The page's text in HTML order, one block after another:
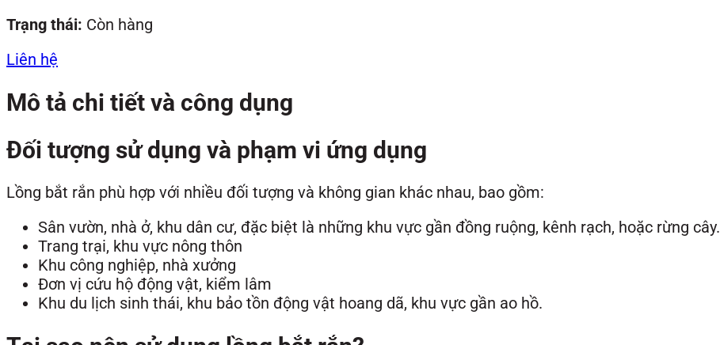
Trạng thái: Còn hàng
Liên hệ
Mô tả chi tiết và công dụng
Đối tượng sử dụng và phạm vi ứng dụng
Lồng bắt rắn phù hợp với nhiều đối tượng và không gian khác nhau, bao gồm:
Sân vườn, nhà ở, khu dân cư, đặc biệt là những khu vực gần đồng ruộng, kênh rạch, hoặc rừng cây.
Trang trại, khu vực nông thôn
Khu công nghiệp, nhà xưởng
Đơn vị cứu hộ động vật, kiểm lâm
Khu du lịch sinh thái, khu bảo tồn động vật hoang dã, khu vực gần ao hồ.